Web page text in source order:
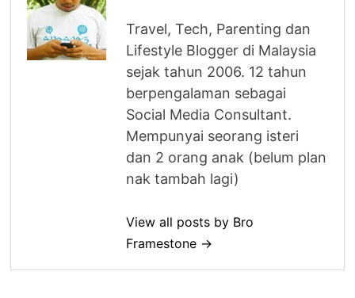
Travel, Tech, Parenting dan
Lifestyle Blogger di Malaysia
sejak tahun 2006. 12 tahun
berpengalaman sebagai
Social Media Consultant.
Mempunyai seorang isteri
dan 2 orang anak (belum plan
nak tambah lagi)
View all posts by Bro
Framestone →